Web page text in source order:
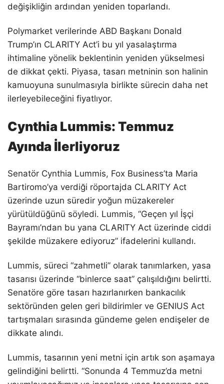
değişikliğin ardından yeniden toparlandı.
Polymarket verilerinde ABD Başkanı Donald
Trump’ın CLARITY Act’i bu yıl yasalaştırma
ihtimaline yönelik beklentinin yeniden yükselmesi
de dikkat çekti. Piyasa, tasarı metninin son halinin
kamuoyuna sunulmasıyla birlikte sürecin daha net
ilerleyebileceğini fiyatlıyor.
Cynthia Lummis: Temmuz
Ayında İlerliyoruz
Senatör Cynthia Lummis, Fox Business’ta Maria
Bartiromo’ya verdiği röportajda CLARITY Act
üzerinde uzun süredir yoğun müzakereler
yürütüldüğünü söyledi. Lummis, “Geçen yıl İşçi
Bayramı’ndan bu yana CLARITY Act üzerinde ciddi
şekilde müzakere ediyoruz” ifadelerini kullandı.
Lummis, süreci “zahmetli” olarak tanımlarken, yasa
tasarısı üzerinde “binlerce saat” çalışıldığını belirtti.
Senatöre göre tasarı hazırlanırken bankacılık
sektöründen gelen geri bildirimler ve GENIUS Act
tartışmaları sırasında gündeme gelen endişeler de
dikkate alındı.
Lummis, tasarının yeni metni için artık son aşamaya
gelindiğini belirtti. “Sonunda 4 Temmuz’da metni